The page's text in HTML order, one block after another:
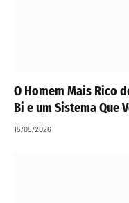
O Homem Mais Rico
Bi e um Sistema Que
15/05/2026